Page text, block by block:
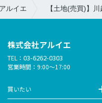
ルイエ 【土地(売買)】
株式会社アルイエ
TEL： 03-6262-0303
営業時間：9:00～17:00
買いたい